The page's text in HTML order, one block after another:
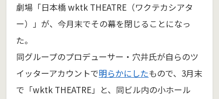
劇場「日本橋 wktk THEATRE（ワクテカシアタ
ー）」が、今月末でその幕を閉じることになっ
た。
同グループのプロデューサー・穴井氏が自らのツ
イッターアカウントで明らかにしたもので、3月末
で「wktk THEATRE」と、同ビル内の小ホール